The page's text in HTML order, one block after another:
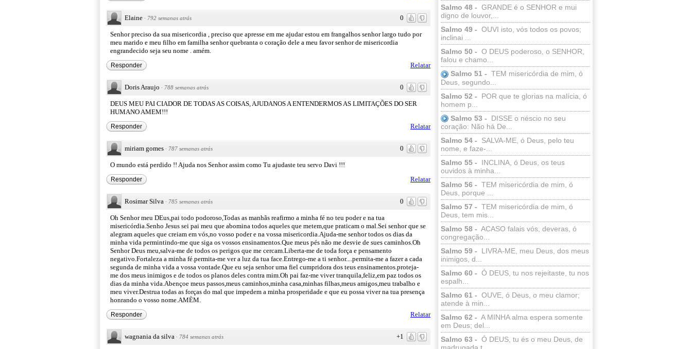
Salmo 48 - GRANDE é o SENHOR e mui
digno de louvor,...
Salmo 49 - OUVI isto, vós todos os povos;
inclinai ...
Salmo 50 - O DEUS poderoso, o SENHOR,
falou e chamo...
Salmo 51 - TEM misericórdia de mim, ó
Deus, segundo...
Salmo 52 -
POR que te glorias na malícia, ó
homem p...
Salmo 53 -
DISSE o néscio no seu
coração: Não há De...
Salmo 54 -
SALVA-ME, ó Deus, pelo teu
nome, e faze-...
Salmo 55 -
INCLINA, ó Deus, os teus
ouvidos à minha...
Salmo 56 - TEM misericórdia de mim, ó
Deus, porque ...
Salmo 57 - TEM misericórdia de mim, ó
Deus, tem mis...
Salmo 58 - ACASO falais vós, deveras, ó
congregação...
Salmo 59 -
LIVRA-ME, meu Deus, dos meus
inimigos, d...
Salmo 60 - Ó DEUS, tu nos rejeitaste, tu nos
espalh...
Salmo 61 - OUVE, ó Deus, o meu clamor;
atende à min...
Salmo 62 - A MINHA alma espera somente
em Deus; del...
Salmo 63 - Ó DEUS, tu és o meu Deus, de
0
Elaine · 792 semanas atrás
Senhor preciso da sua misericordia , preciso que apresse em me ajudar estou em frangalhos senhor largo tudo por
meu marido e meu filho em familha senhor quebranta o coração dele a meu favor senhor de misericordia
engrandecido seja seu nome . amém.
Relatar
Responder
0
Doris Araujo · 788 semanas atrás
DEUS MEU PAI CIADOR DE TODAS AS COISAS, AJUDANOS A ENTENDERMOS AS LIMITAÇÕES DO SER
HUMANO AMEM!!!
Relatar
Responder
0
miriam gomes · 787 semanas atrás
O mundo está perdido !! Ajuda nos Senhor assim como Tu ajudaste teu servo Davi !!!
Relatar
Responder
0
Rosimar Silva · 785 semanas atrás
Oh Senhor meu DEus,pai todo podoroso,Todas as manhãs reafirmo a minha fé no teu poder e na tua
misericórdia.Senho Jesus sei pai meu que abomina todos aqueles que metem,que praticam o mal.Sei senhor que se
alegram aqueles que creiam em vós,no vosso poder e na vossa misericordia.Ajuda-me senhor todos os dias da
minha vida permintindo-me que siga os vossos ensinamentos.Que meus pés não me desvie de sues caminhos.Oh
Senhor Deus meu,salva-me de todos os perigos que me cercam.Liberta-me de toda força e pensamento
negativo.Fortaleza a minha fé.permita-me ver a luz da tua face.Entrego-me a ti senhor....permita-me a fazer a cada
segunda de minha vida a vossa vontade.Que eu seja senhor uma fiel cumpridora dos teus ensinamentos.proteja-
me dos meus inimigos e de todos os planos deles contra mim.Oh pai faz-me viver tranquila,feliz,em paz todos os
dias da minha vida.Abençoe meus passos,meus caminhos,minha casa,minhas filhas,meus amigos,meu trabalho e
meu viver.Destrua todas as forças do mal que impedem a minha prosperidade e que eu possa viver na tua presença
honrando o vosso nome.AMÈM.
Relatar
Responder
+1
wagnania da silva · 784 semanas atrás